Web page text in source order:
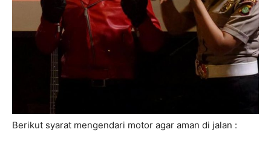
Berikut syarat mengendari motor agar aman di jalan :